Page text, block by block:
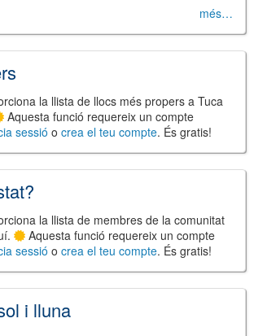
©OpenStreetMap,OpenTopoMap
més…
la llista de llocs més propers a Tuca
Aquesta funció requereix un compte
sessió o crea el teu compte. És gratis!
la llista de membres de la comunitat
Aquesta funció requereix un compte
sessió o crea el teu compte. És gratis!
i lluna